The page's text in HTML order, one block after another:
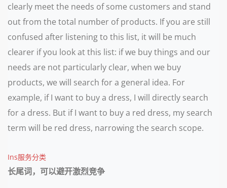
clearly meet the needs of some customers and stand
out from the total number of products. If you are still
confused after listening to this list, it will be much
clearer if you look at this list: if we buy things and our
needs are not particularly clear, when we buy
products, we will search for a general idea. For
example, if I want to buy a dress, I will directly search
for a dress. But if I want to buy a red dress, my search
term will be red dress, narrowing the search scope.
Ins服务分类
长尾词，可以避开激烈竞争